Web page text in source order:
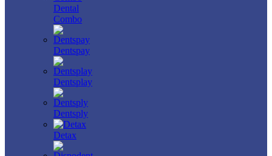
Dental
Combo
Dentspay
Dentsplay
Dentsply
Detax